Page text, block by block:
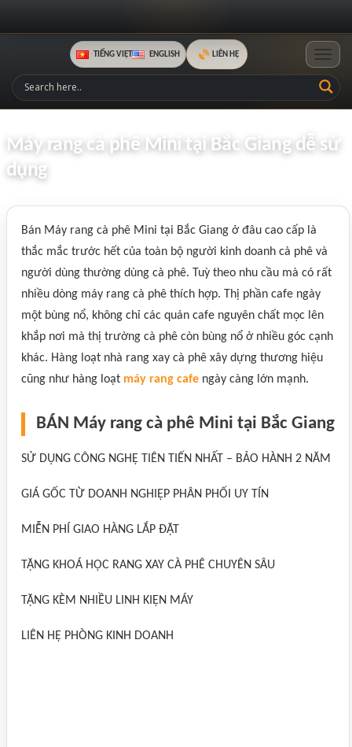
TIẾNG VIỆT ENGLISH LIÊN HỆ
Máy rang cà phê Mini tại Bắc Giang dễ sử
dụng
Bán Máy rang cà phê Mini tại Bắc Giang ở đâu cao cấp là
thắc mắc trước hết của toàn bộ người kinh doanh cà phê và
người dùng thường dùng cà phê. Tuỳ theo nhu cầu mà có rất
nhiều dòng máy rang cà phê thích hợp. Thị phần cafe ngày
một bùng nổ, không chỉ các quán cafe nguyên chất mọc lên
khắp nơi mà thị trường cà phê còn bùng nổ ở nhiều góc cạnh
khác. Hàng loạt nhà rang xay cà phê xây dựng thương hiệu
cũng như hàng loạt máy rang cafe ngày càng lớn mạnh.
BÁN Máy rang cà phê Mini tại Bắc Giang
SỬ DỤNG CÔNG NGHỆ TIÊN TIẾN NHẤT – BẢO HÀNH 2 NĂM
GIÁ GỐC TỪ DOANH NGHIỆP PHÂN PHỐI UY TÍN
MIỄN PHÍ GIAO HÀNG LẮP ĐẶT
TẶNG KHOÁ HỌC RANG XAY CÀ PHÊ CHUYÊN SÂU
TẶNG KÈM NHIỀU LINH KIỆN MÁY
LIÊN HỆ PHÒNG KINH DOANH